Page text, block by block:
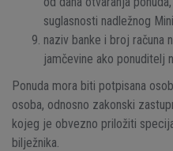
suglasnosti nadležnog
naziv banke i broj računa
jamčevine ako ponuditelj
Ponuda mora biti potpisana
osoba, odnosno zakonski
kojeg je obvezno priložiti
bilježnika.